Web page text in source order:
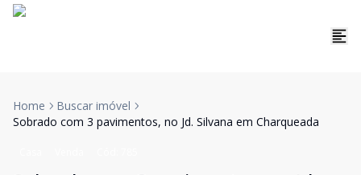
Home
Buscar imóvel
Sobrado com 3 pavimentos, no Jd. Silvana em Charqueada